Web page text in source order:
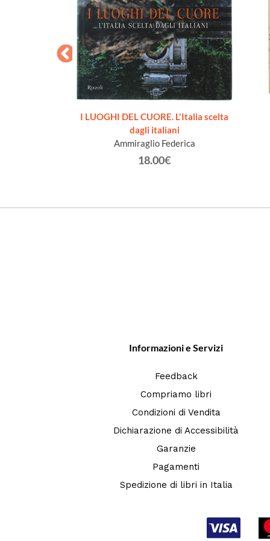
I LUOGHI DEL CUORE. L'Italia scelta
dagli italiani
Ammiraglio Federica
18.00€
Informazioni e Servizi
Feedback
Compriamo libri
Condizioni di Vendita
Dichiarazione di Accessibilità
Garanzie
Pagamenti
Spedizione di libri in Italia